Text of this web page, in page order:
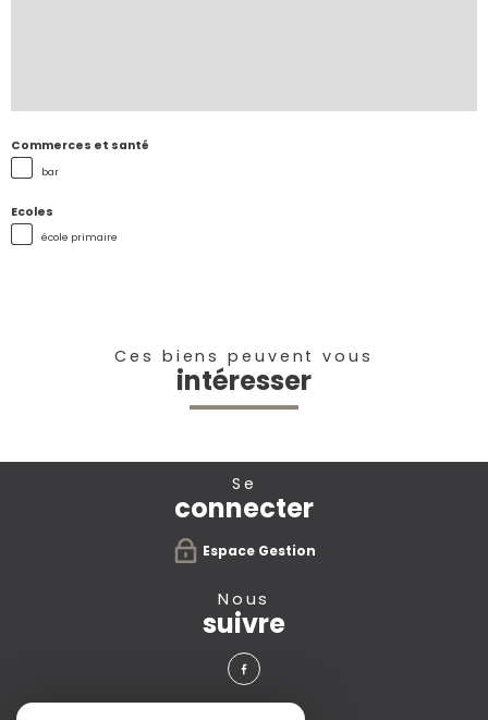
Commerces et santé
bar
Ecoles
école primaire
Ces biens peuvent vous
intéresser
se
connecter
Espace Gestion
nous
suivre